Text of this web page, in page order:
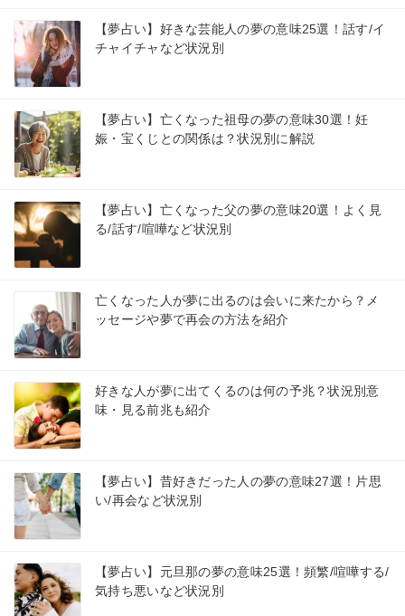
【夢占い】好きな芸能人の夢の意味25選！話す/イ
チャイチャなど状況別
【夢占い】亡くなった祖母の夢の意味30選！妊
娠・宝くじとの関係は？状況別に解説
【夢占い】亡くなった父の夢の意味20選！よく見
る/話す/喧嘩など状況別
亡くなった人が夢に出るのは会いに来たから？メ
ッセージや夢で再会の方法を紹介
好きな人が夢に出てくるのは何の予兆？状況別意
味・見る前兆も紹介
【夢占い】昔好きだった人の夢の意味27選！片思
い/再会など状況別
【夢占い】元旦那の夢の意味25選！頻繁/喧嘩する/
気持ち悪いなど状況別